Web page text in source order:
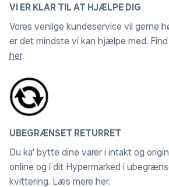
Der er flere
1 Batteritiden afhænger af brug og
mere på apple.com/dk/batteries.
2 Skærmen på 13" MacBook Air har
foroven. Målt som et
3 Wi-Fi 6E er tilgængelig i lande og
understøttes.
4 Apps kan hentes i App Store.
sælges muligvis separat. Udbuddet
VI ER KLAR TIL AT HJÆLPE DIG
Vores venlige kundeservice vil gerne
er det mindste vi kan hjælpe med. Find
her.
UBEGRÆNSET RETURRET
Du ka' bytte dine varer i intakt og
online og i dit Hypermarked i
kvittering. Læs mere her.